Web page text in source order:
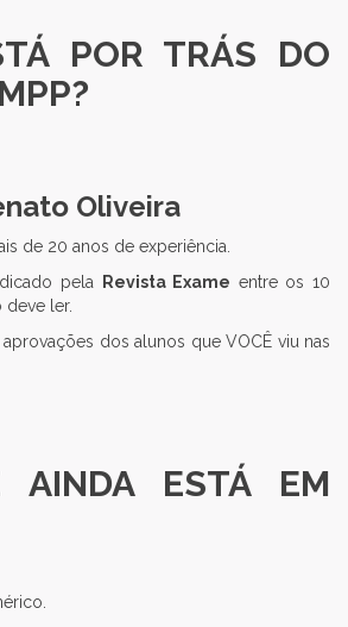
POR TRÁS DO
Oliveira
de 20 anos de experiência.
pela
Revista Exame entre os 10
ler.
dos alunos que VOCÊ viu nas
AINDA ESTÁ EM